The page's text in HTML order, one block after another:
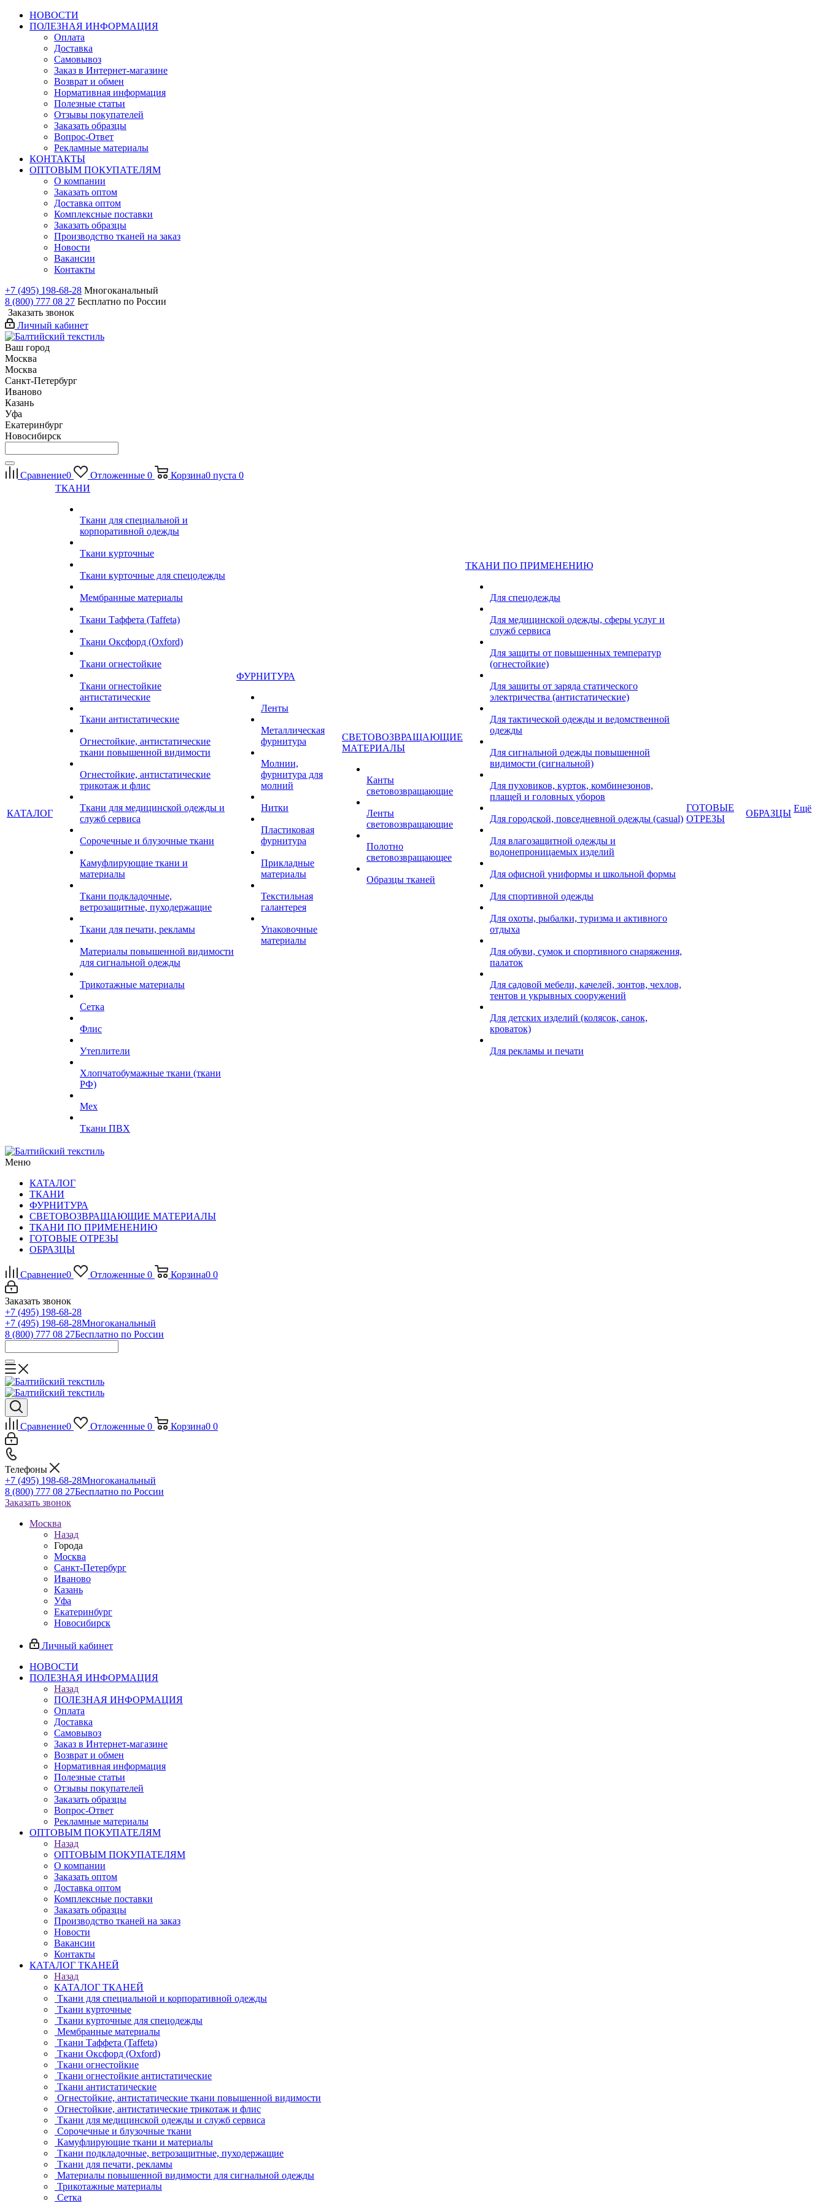
НОВОСТИ
ПОЛЕЗНАЯ ИНФОРМАЦИЯ
Оплата
Доставка
Самовывоз
Заказ в Интернет-магазине
Возврат и обмен
Нормативная информация
Полезные статьи
Отзывы покупателей
Заказать образцы
Вопрос-Ответ
Рекламные материалы
КОНТАКТЫ
ОПТОВЫМ ПОКУПАТЕЛЯМ
О компании
Заказать оптом
Доставка оптом
Комплексные поставки
Заказать образцы
Производство тканей на заказ
Новости
Вакансии
Контакты
+7 (495) 198-68-28 Многоканальный
8 (800) 777 08 27 Бесплатно по России
Заказать звонок
Личный кабинет
Ваш город
Москва
Москва
Санкт-Петербург
Иваново
Казань
Уфа
Екатеринбург
Новосибирск
Сравнение0 Отложенные 0 Корзина0 пуста 0
КАТАЛОГ
ТКАНИ
Ткани для специальной и
корпоративной одежды
Ткани курточные
Ткани курточные для спецодежды
Мембранные материалы
Ткани Таффета (Taffeta)
Ткани Оксфорд (Oxford)
Ткани огнестойкие
Ткани огнестойкие
антистатические
Ткани антистатические
Огнестойкие, антистатические
ткани повышенной видимости
Огнестойкие, антистатические
трикотаж и флис
Ткани для медицинской одежды и
служб сервиса
Сорочечные и блузочные ткани
Камуфлирующие ткани и
материалы
Ткани подкладочные,
ветрозащитные, пуходержащие
Ткани для печати, рекламы
Материалы повышенной видимости
для сигнальной одежды
Трикотажные материалы
Сетка
Флис
Утеплители
Хлопчатобумажные ткани (ткани
РФ)
Мех
Ткани ПВХ
ФУРНИТУРА
Ленты
Металлическая
фурнитура
Молнии,
фурнитура для
молний
Нитки
Пластиковая
фурнитура
Прикладные
материалы
Текстильная
галантерея
Упаковочные
материалы
СВЕТОВОЗВРАЩАЮЩИЕ
МАТЕРИАЛЫ
Канты
световозвращающие
Ленты
световозвращающие
Полотно
световозвращающее
Образцы тканей
ТКАНИ ПО ПРИМЕНЕНИЮ
Для спецодежды
Для медицинской одежды, сферы услуг и
служб сервиса
Для защиты от повышенных температур
(огнестойкие)
Для защиты от заряда статического
электричества (антистатические)
Для тактической одежды и ведомственной
одежды
Для сигнальной одежды повышенной
видимости (сигнальной)
Для пуховиков, курток, комбинезонов,
плащей и головных уборов
Для городской, повседневной одежды (casual)
Для влагозащитной одежды и
водонепроницаемых изделий
Для офисной униформы и школьной формы
Для спортивной одежды
Для охоты, рыбалки, туризма и активного
отдыха
Для обуви, сумок и спортивного снаряжения,
палаток
Для садовой мебели, качелей, зонтов, чехлов,
тентов и укрывных сооружений
Для детских изделий (колясок, санок,
кроваток)
Для рекламы и печати
ГОТОВЫЕ
ОТРЕЗЫ
ОБРАЗЦЫ Ещё
Меню
КАТАЛОГ
ТКАНИ
ФУРНИТУРА
СВЕТОВОЗВРАЩАЮЩИЕ МАТЕРИАЛЫ
ТКАНИ ПО ПРИМЕНЕНИЮ
ГОТОВЫЕ ОТРЕЗЫ
ОБРАЗЦЫ
Сравнение0 Отложенные 0 Корзина0 0
Заказать звонок
+7 (495) 198-68-28
+7 (495) 198-68-28Многоканальный
8 (800) 777 08 27Бесплатно по России
Сравнение0 Отложенные 0 Корзина0 0
Телефоны
+7 (495) 198-68-28Многоканальный
8 (800) 777 08 27Бесплатно по России
Заказать звонок
Москва
Назад
Города
Москва
Санкт-Петербург
Иваново
Казань
Уфа
Екатеринбург
Новосибирск
Личный кабинет
НОВОСТИ
ПОЛЕЗНАЯ ИНФОРМАЦИЯ
Назад
ПОЛЕЗНАЯ ИНФОРМАЦИЯ
Оплата
Доставка
Самовывоз
Заказ в Интернет-магазине
Возврат и обмен
Нормативная информация
Полезные статьи
Отзывы покупателей
Заказать образцы
Вопрос-Ответ
Рекламные материалы
ОПТОВЫМ ПОКУПАТЕЛЯМ
Назад
ОПТОВЫМ ПОКУПАТЕЛЯМ
О компании
Заказать оптом
Доставка оптом
Комплексные поставки
Заказать образцы
Производство тканей на заказ
Новости
Вакансии
Контакты
КАТАЛОГ ТКАНЕЙ
Назад
КАТАЛОГ ТКАНЕЙ
Ткани для специальной и корпоративной одежды
Ткани курточные
Ткани курточные для спецодежды
Мембранные материалы
Ткани Таффета (Taffeta)
Ткани Оксфорд (Oxford)
Ткани огнестойкие
Ткани огнестойкие антистатические
Ткани антистатические
Огнестойкие, антистатические ткани повышенной видимости
Огнестойкие, антистатические трикотаж и флис
Ткани для медицинской одежды и служб сервиса
Сорочечные и блузочные ткани
Камуфлирующие ткани и материалы
Ткани подкладочные, ветрозащитные, пуходержащие
Ткани для печати, рекламы
Материалы повышенной видимости для сигнальной одежды
Трикотажные материалы
Сетка